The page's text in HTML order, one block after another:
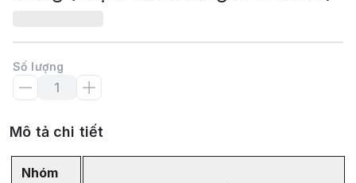
Số lượng
Mô tả chi tiết
Nhóm